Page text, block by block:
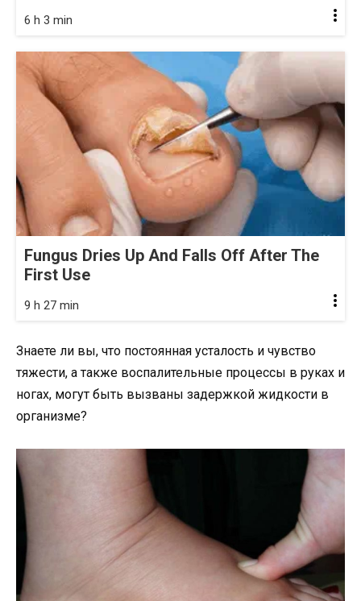
6 h 3 min
Fungus Dries Up And Falls Off After The
First Use
9 h 27 min
Знаете ли вы, что постоянная усталость и чувство
тяжести, а также воспалительные процессы в руках и
ногах, могут быть вызваны задержкой жидкости в
организме?